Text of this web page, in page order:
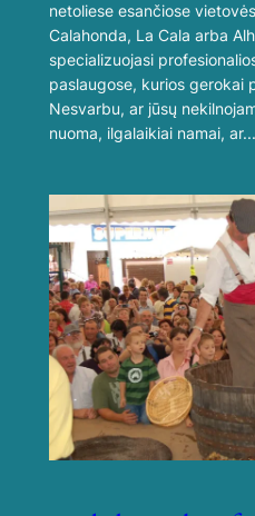
netoliese esančiose
Calahonda, La Cala arba
specializuojasi
paslaugose, kurios gerokai
Nesvarbu, ar jūsų
nuoma, ilgalaikiai namai, ar...